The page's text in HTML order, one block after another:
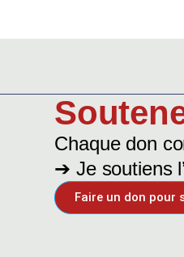
Chaque don
➔ Je soutiens
Faire un don pour